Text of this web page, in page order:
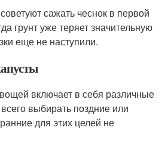
сажать чеснок в первой
грунт уже теряет значительную
еще не наступили.
включает в себя различные
выбирать поздние или
для этих целей не